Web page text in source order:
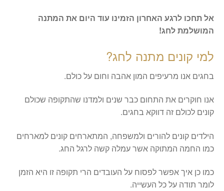
אל תחכו לרגע האחרון הזמינו עוד היום את המתנה
המושלמת לחג!
למי קונים מתנה לחג?
בחגים אנו מרעיפים המון אהבה וחום על כולם.
אנו חוקרים את התחום כבר שנים ולמדנו שהתקופה שכולם
קונים לכולם זה דווקא בחגים.
הילדים קונים להורים ולמשפחה, המתארחים קונים למארחים
כמו החמה המתוקה אשר עמלה קשה לרגל החג.
כמו כן איך אפשר לפסוח על העובדים הרי תקופה זו היא הזמן
לומר תודה על כל העשייה.